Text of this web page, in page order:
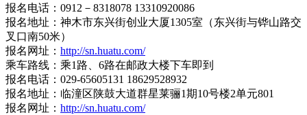
报名电话：0912－8318078 13310920086
报名地址：神木市东兴街创业大厦1305室（东兴街与铧山路交
叉口南50米）
报名网址： http://sn.huatu.com/
乘车路线：乘1路、6路在邮政大楼下车即到
报名电话：029-65605131 18629528932
报名地址：临潼区陕鼓大道群星莱骊1期10号楼2单元801
报名网址： http://sn.huatu.com/